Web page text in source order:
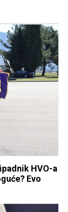
HVO-a
Evo